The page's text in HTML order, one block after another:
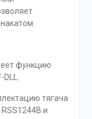
функцию
DLL.
тягача
и